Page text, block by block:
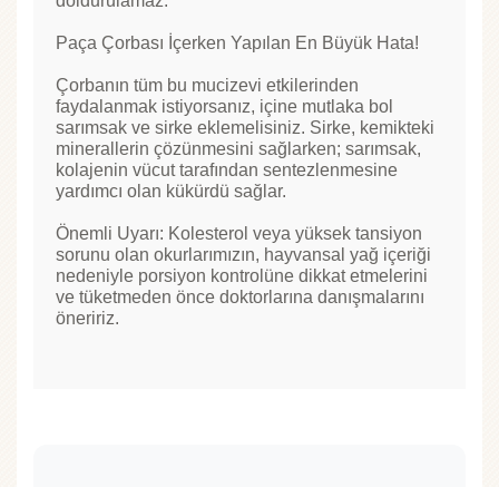
Paça Çorbası İçerken Yapılan En Büyük Hata!
Çorbanın tüm bu mucizevi etkilerinden
faydalanmak istiyorsanız, içine mutlaka bol
sarımsak ve sirke eklemelisiniz. Sirke, kemikteki
minerallerin çözünmesini sağlarken; sarımsak,
kolajenin vücut tarafından sentezlenmesine
yardımcı olan kükürdü sağlar.
Önemli Uyarı: Kolesterol veya yüksek tansiyon
sorunu olan okurlarımızın, hayvansal yağ içeriği
nedeniyle porsiyon kontrolüne dikkat etmelerini
ve tüketmeden önce doktorlarına danışmalarını
öneririz.